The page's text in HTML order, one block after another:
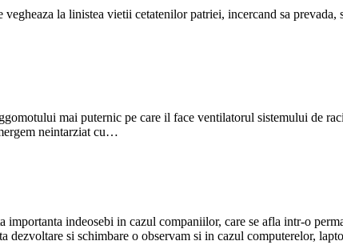
la linistea vietii cetatenilor patriei, incercand sa prevada,
mai puternic pe care il face ventilatorul sistemului de
neintarziat cu…
indeosebi in cazul companiilor, care se afla intr-o
si schimbare o observam si in cazul computerelor,